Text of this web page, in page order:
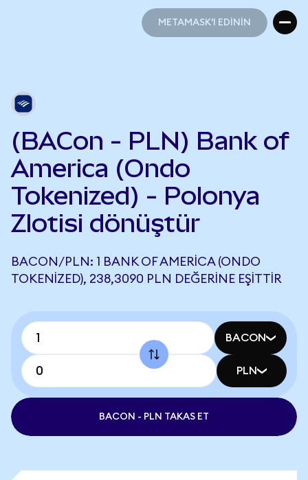
METAMASK'I EDİNİN
(BACon - PLN) Bank of
America (Ondo
Tokenized) - Polonya
Zlotisi dönüştür
BACON/PLN: 1 BANK OF AMERICA (ONDO
TOKENIZED), 238,3090 PLN DEĞERINE EŞITTIR
BACON
PLN
BACON - PLN TAKAS ET